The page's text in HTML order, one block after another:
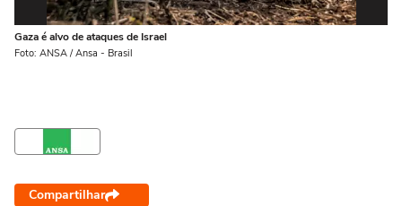
Gaza é alvo de ataques de Israel
Foto: ANSA / Ansa - Brasil
Compartilhar